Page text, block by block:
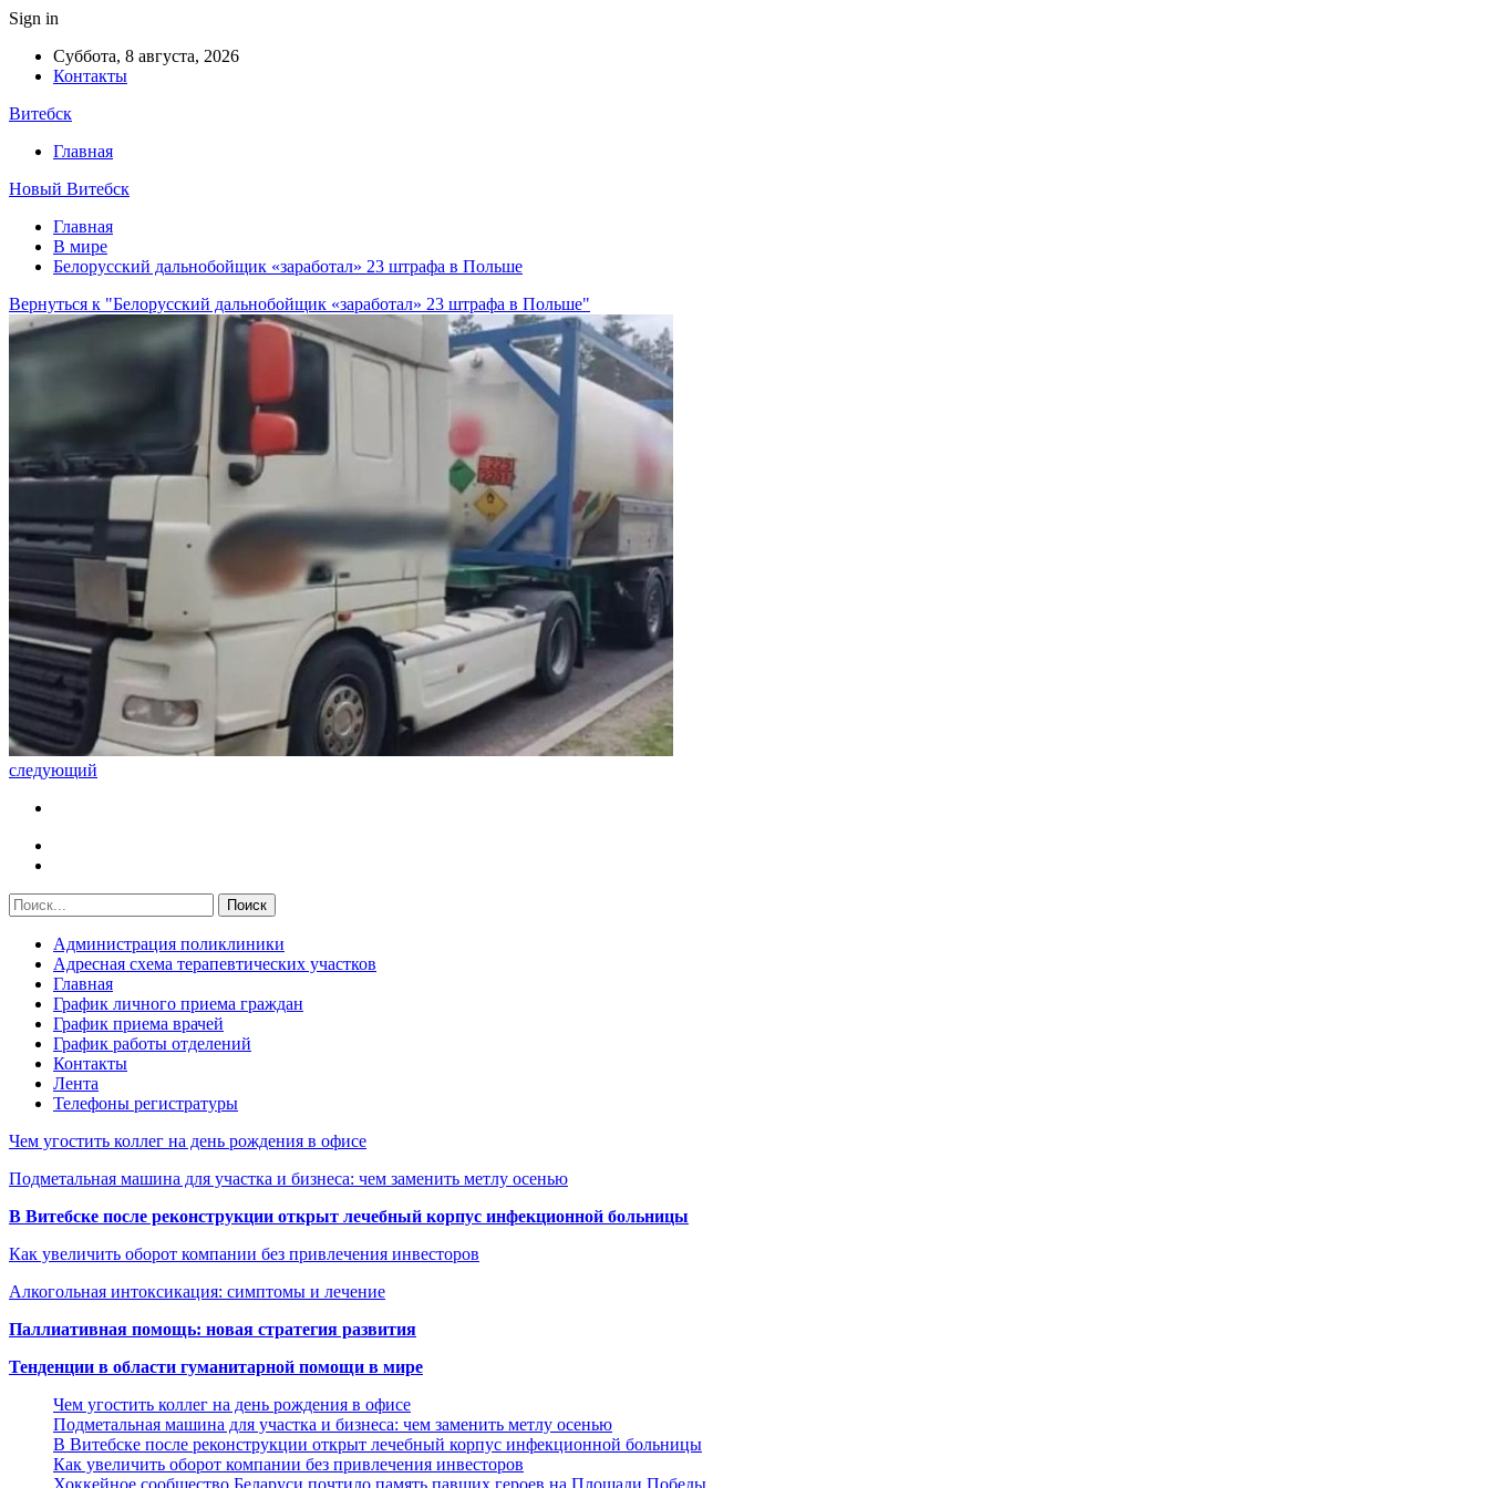
Sign in
Суббота, 8 августа, 2026
Контакты
Витебск
Главная
Новый Витебск
Главная
В мире
Белорусский дальнобойщик «заработал» 23 штрафа в Польше
Вернуться к "Белорусский дальнобойщик «заработал» 23 штрафа в Польше"
следующий
Администрация поликлиники
Адресная схема терапевтических участков
Главная
График личного приема граждан
График приема врачей
График работы отделений
Контакты
Лента
Телефоны регистратуры
Чем угостить коллег на день рождения в офисе
Подметальная машина для участка и бизнеса: чем заменить метлу осенью
В Витебске после реконструкции открыт лечебный корпус инфекционной больницы
Как увеличить оборот компании без привлечения инвесторов
Алкогольная интоксикация: симптомы и лечение
Паллиативная помощь: новая стратегия развития
Тенденции в области гуманитарной помощи в мире
Чем угостить коллег на день рождения в офисе
Подметальная машина для участка и бизнеса: чем заменить метлу осенью
В Витебске после реконструкции открыт лечебный корпус инфекционной больницы
Как увеличить оборот компании без привлечения инвесторов
Хоккейное сообщество Беларуси почтило память павших героев на Площади Победы